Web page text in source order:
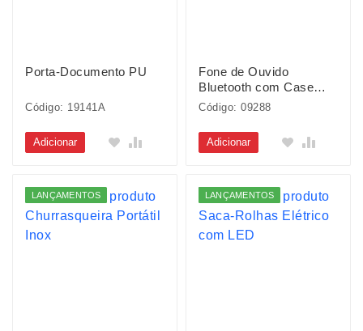
Porta-Documento PU
Código: 19141A
Adicionar
Fone de Ouvido
Bluetooth com Case
Carregador
Código: 09288
Adicionar
LANÇAMENTOS LANÇAMENTOS